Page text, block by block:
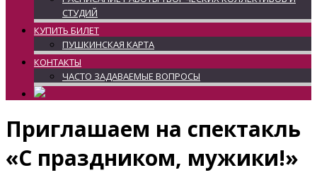
СТУДИЙ
КУПИТЬ БИЛЕТ
ПУШКИНСКАЯ КАРТА
КОНТАКТЫ
ЧАСТО ЗАДАВАЕМЫЕ ВОПРОСЫ
Приглашаем на спектакль
«С праздником, мужики!»